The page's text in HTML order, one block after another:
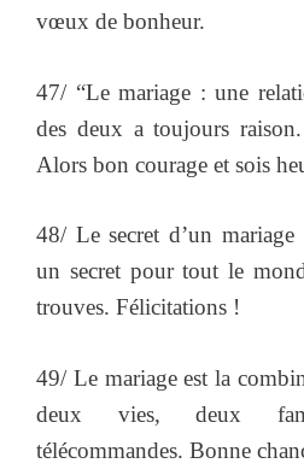
vœux de bonheur.
47/ “Le mariage : une
des deux a toujours
Alors bon courage et sois
48/ Le secret d’un mariage
un secret pour tout le
trouves. Félicitations !
49/ Le mariage est la
deux vies, deux
télécommandes. Bonne